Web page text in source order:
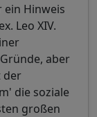
ein Hinweis
Leo XIV.
aber
der
die soziale
großen